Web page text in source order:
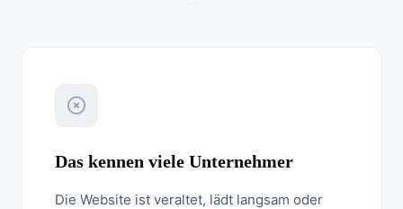
Das kennen viele Unternehmer
Die Website ist veraltet, lädt langsam oder